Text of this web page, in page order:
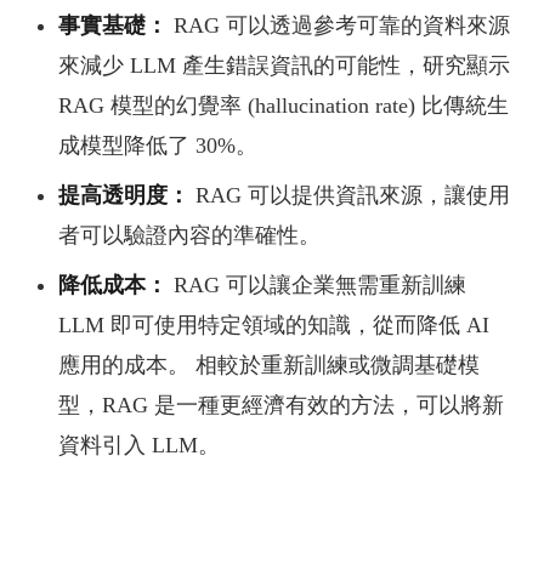
事實基礎： RAG 可以透過參考可靠的資料來源
來減少 LLM 產生錯誤資訊的可能性，研究顯示
RAG 模型的幻覺率 (hallucination rate) 比傳統生
成模型降低了 30%。
提高透明度： RAG 可以提供資訊來源，讓使用
者可以驗證內容的準確性。
降低成本： RAG 可以讓企業無需重新訓練
LLM 即可使用特定領域的知識，從而降低 AI
應用的成本。 相較於重新訓練或微調基礎模
型，RAG 是一種更經濟有效的方法，可以將新
資料引入 LLM。